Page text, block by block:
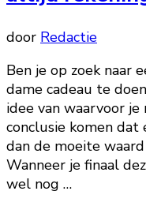
door Redactie
Ben je op zoek naar
dame cadeau te
idee van waarvoor
conclusie komen
dan de moeite
Wanneer je finaal
wel nog …